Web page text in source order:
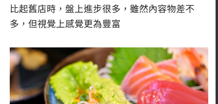
比起舊店時，盤上進步很多，雖然內容物差不
多，但視覺上感覺更為豐富